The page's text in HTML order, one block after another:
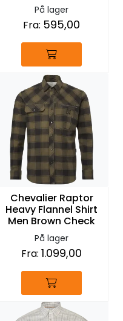
På lager
Fra: 595,00
Chevalier Raptor
Heavy Flannel Shirt
Men Brown Check
På lager
Fra: 1.099,00